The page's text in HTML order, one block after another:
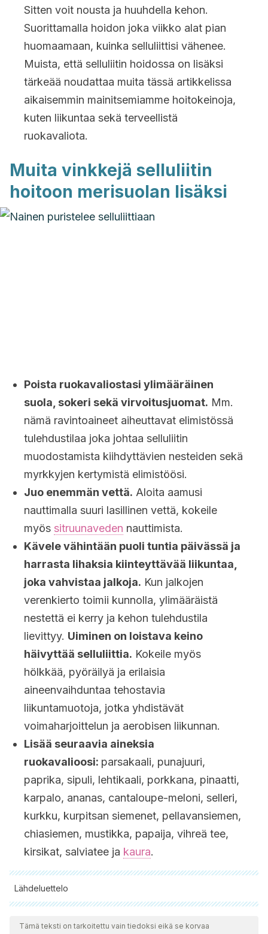
Sitten voit nousta ja huuhdella kehon.
Suorittamalla hoidon joka viikko alat pian
huomaamaan, kuinka selluliittisi vähenee.
Muista, että selluliitin hoidossa on lisäksi
tärkeää noudattaa muita tässä artikkelissa
aikaisemmin mainitsemiamme hoitokeinoja,
kuten liikuntaa sekä terveellistä
ruokavaliota.
Muita vinkkejä selluliitin
hoitoon merisuolan lisäksi
Poista ruokavaliostasi ylimääräinen
suola, sokeri sekä virvoitusjuomat. Mm.
nämä ravintoaineet aiheuttavat elimistössä
tulehdustilaa joka johtaa selluliitin
muodostamista kiihdyttävien nesteiden sekä
myrkkyjen kertymistä elimistöösi.
Juo enemmän vettä. Aloita aamusi
nauttimalla suuri lasillinen vettä, kokeile
myös sitruunaveden nauttimista.
Kävele vähintään puoli tuntia päivässä ja
harrasta lihaksia kiinteyttävää liikuntaa,
joka vahvistaa jalkoja. Kun jalkojen
verenkierto toimii kunnolla, ylimääräistä
nestettä ei kerry ja kehon tulehdustila
lievittyy. Uiminen on loistava keino
häivyttää selluliittia. Kokeile myös
hölkkää, pyöräilyä ja erilaisia
aineenvaihduntaa tehostavia
liikuntamuotoja, jotka yhdistävät
voimaharjoittelun ja aerobisen liikunnan.
Lisää seuraavia aineksia
ruokavalioosi: parsakaali, punajuuri,
paprika, sipuli, lehtikaali, porkkana, pinaatti,
karpalo, ananas, cantaloupe-meloni, selleri,
kurkku, kurpitsan siemenet, pellavansiemen,
chiasiemen, mustikka, papaija, vihreä tee,
kirsikat, salviatee ja kaura.
Lähdeluettelo
Kaikki lainatut lähteet tarkistettiin perusteellisesti tiimimme
toimesta varmistaaksemme niiden laadun, luotettavuuden,
Tämä teksti on tarkoitettu vain tiedoksi eikä se korvaa